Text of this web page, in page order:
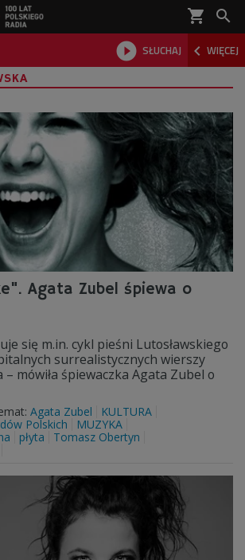
shopping_cart 
 SŁUCHAJ  WIĘCEJ

Agata Zubel śpiewa o
się m.in. cykl pieśni Lutosławskiego
surrealistycznych wierszy
mówiła śpiewaczka Agata Zubel o
Agata Zubel
KULTURA
Polskich
MUZYKA
płyta
Tomasz Obertyn